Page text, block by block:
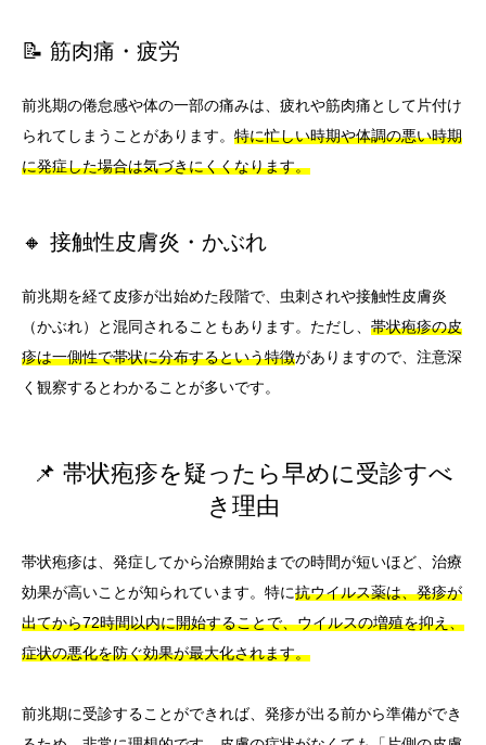
📝 筋肉痛・疲労
前兆期の倦怠感や体の一部の痛みは、疲れや筋肉痛として片付け
られてしまうことがあります。 特に忙しい時期や体調の悪い時期
に発症した場合は気づきにくくなります。
🔸 接触性皮膚炎・かぶれ
前兆期を経て皮疹が出始めた段階で、虫刺されや接触性皮膚炎
（かぶれ）と混同されることもあります。ただし、 帯状疱疹の皮
疹は一側性で帯状に分布するという特徴がありますので、注意深
く観察するとわかることが多いです。
📌 帯状疱疹を疑ったら早めに受診すべ
き理由
帯状疱疹は、発症してから治療開始までの時間が短いほど、治療
効果が高いことが知られています。特に抗ウイルス薬は、発疹が
出てから72時間以内に開始することで、ウイルスの増殖を抑え、
症状の悪化を防ぐ効果が最大化されます。
前兆期に受診することができれば、発疹が出る前から準備ができ